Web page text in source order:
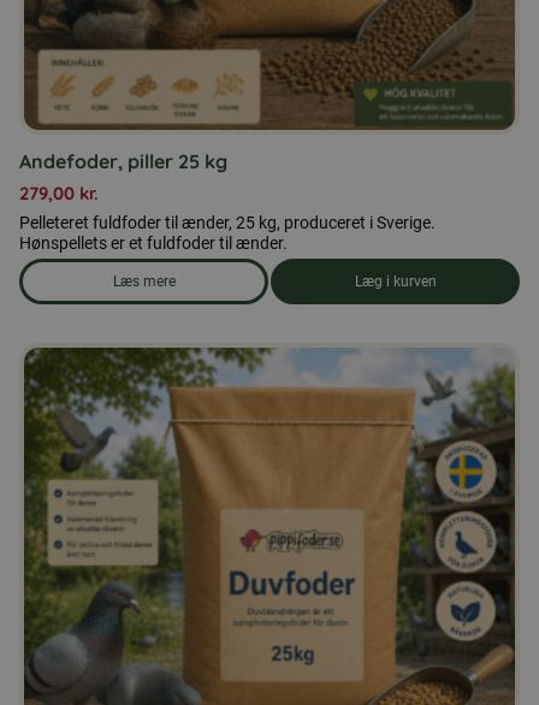
Andefoder, piller 25 kg
279,00 kr.
Pelleteret fuldfoder til ænder, 25 kg, produceret i Sverige.
Hønspellets er et fuldfoder til ænder.
Læs mere
om produkten Andefoder, piller 25 kg
Læg i kurven